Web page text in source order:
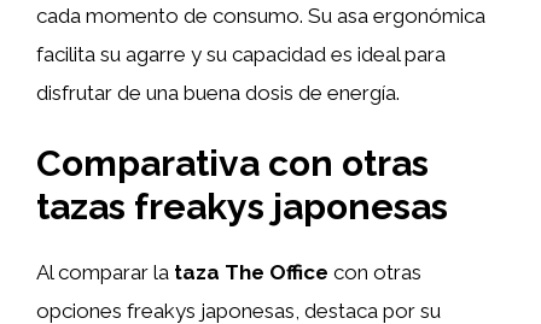
cada momento de consumo. Su asa ergonómica
facilita su agarre y su capacidad es ideal para
disfrutar de una buena dosis de energía.
Comparativa con otras
tazas freakys japonesas
Al comparar la taza The Office con otras
opciones freakys japonesas, destaca por su